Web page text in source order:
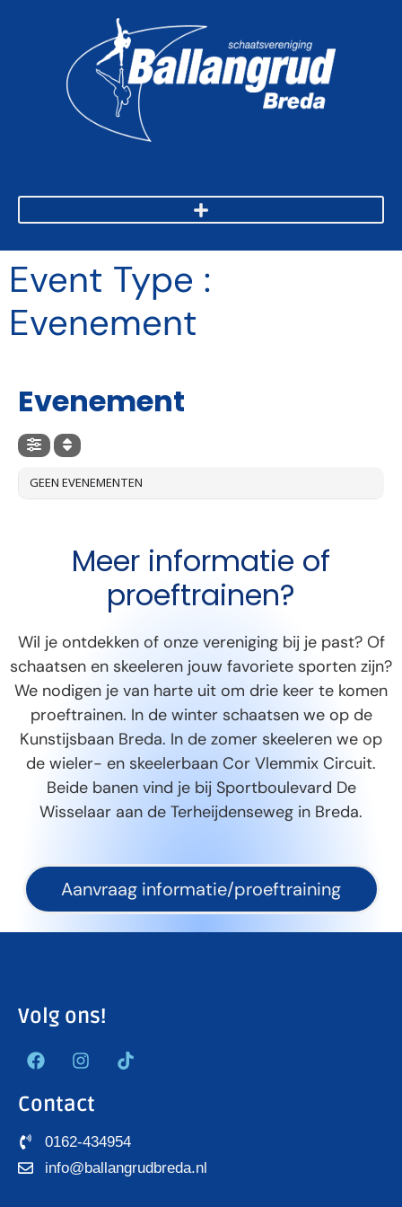
Event Type :
Evenement
Evenement
GEEN EVENEMENTEN
Meer informatie of
proeftrainen?
Wil je ontdekken of onze vereniging bij je past? Of
schaatsen en skeeleren jouw favoriete sporten zijn?
We nodigen je van harte uit om drie keer te komen
proeftrainen. In de winter schaatsen we op de
Kunstijsbaan Breda. In de zomer skeeleren we op
de wieler- en skeelerbaan Cor Vlemmix Circuit.
Beide banen vind je bij Sportboulevard De
Wisselaar aan de Terheijdenseweg in Breda.
Aanvraag informatie/proeftraining
Volg ons!
Contact
0162-434954
info@ballangrudbreda.nl